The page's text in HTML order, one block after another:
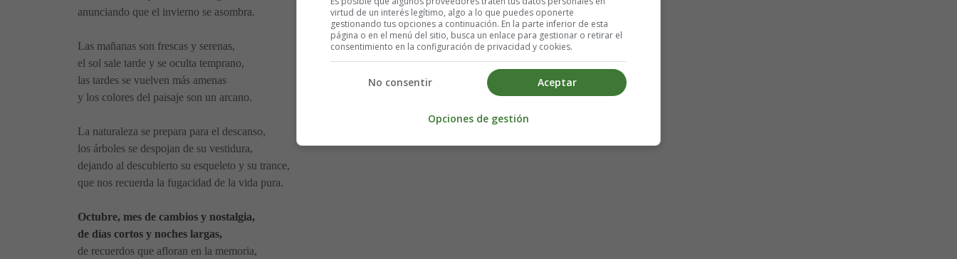
anunciando que el invierno se asombra.
Las mañanas son frescas y serenas,
el sol sale tarde y se oculta temprano,
las tardes se vuelven más amenas
y los colores del paisaje son un arcano.
La naturaleza se prepara para el descanso,
los árboles se despojan de su vestidura,
dejando al descubierto su esqueleto y su trance,
que nos recuerda la fugacidad de la vida pura.
Octubre, mes de cambios y nostalgia,
de días cortos y noches largas,
de recuerdos que afloran en la memoria,
virtud de un interés legítimo, algo a lo que puedes oponerte
gestionando tus opciones a continuación. En la parte inferior de esta
página o en el menú del sitio, busca un enlace para gestionar o retirar el
consentimiento en la configuración de privacidad y cookies.
Aceptar
No consentir
Opciones de gestión